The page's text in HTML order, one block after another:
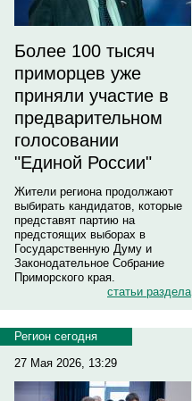
Более 100 тысяч
приморцев уже
приняли участие в
предварительном
голосовании
"Единой России"
Жители региона продолжают
выбирать кандидатов, которые
представят партию на
предстоящих выборах в
Государственную Думу и
Законодательное Собрание
Приморского края.
статьи раздела
Регион сегодня
27 Мая 2026, 13:29